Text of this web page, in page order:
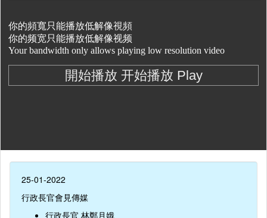
25-01-2022
行政長官會見傳媒
行政長官 林鄭月娥